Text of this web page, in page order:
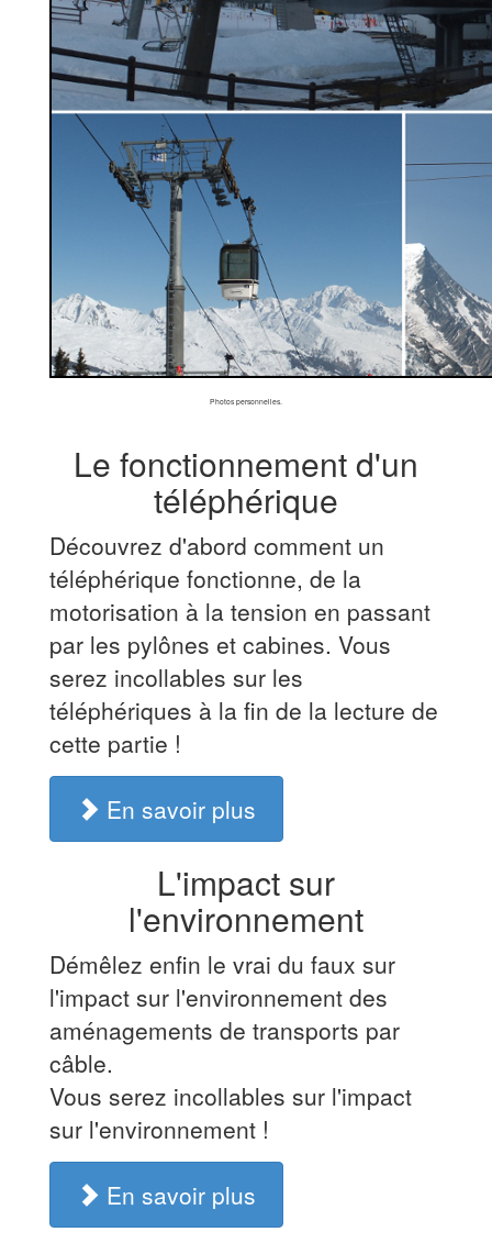
Photos personnelles.
Le fonctionnement d'un
téléphérique
Découvrez d'abord comment un
téléphérique fonctionne, de la
motorisation à la tension en passant
par les pylônes et cabines. Vous
serez incollables sur les
téléphériques à la fin de la lecture de
cette partie !
En savoir plus
L'impact sur
l'environnement
Démêlez enfin le vrai du faux sur
l'impact sur l'environnement des
aménagements de transports par
câble.
Vous serez incollables sur l'impact
sur l'environnement !
En savoir plus